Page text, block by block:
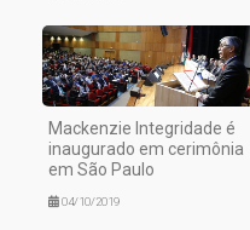
Mackenzie Integridade é
inaugurado em cerimônia
em São Paulo
04/10/2019